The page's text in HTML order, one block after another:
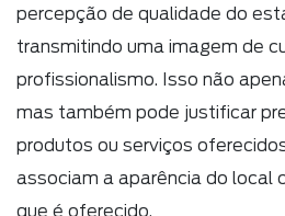
percepção de qualidade do
transmitindo uma imagem de
profissionalismo. Isso não
mas também pode justificar
produtos ou serviços
associam a aparência do local
que é oferecido.